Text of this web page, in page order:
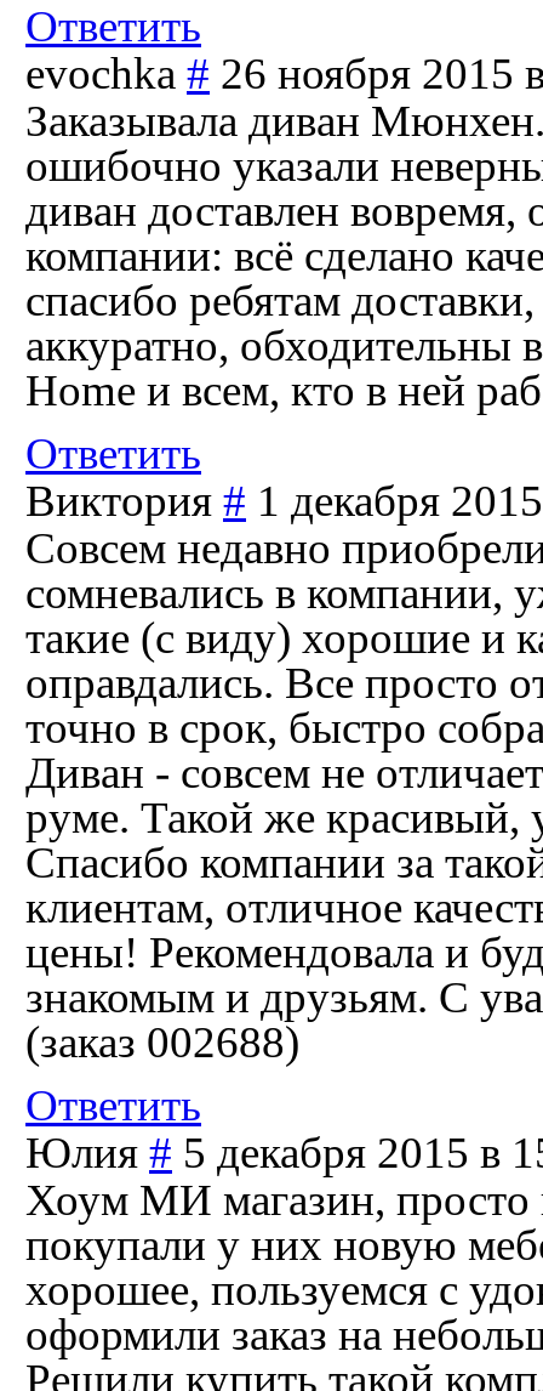
Ответить
evochka # 26 ноября 2015
Заказывала диван
ошибочно указали
диван доставлен
компании: всё сделано
спасибо ребятам
аккуратно,
Home и всем, кто в ней
Ответить
Виктория # 1 декабря
Совсем недавно
сомневались в компании,
такие (с виду) хорошие и
оправдались. Все просто
точно в срок, быстро
Диван - совсем не
руме. Такой же
Спасибо компании за
клиентам, отличное
цены! Рекомендовала и
знакомым и друзьям. С
(заказ 002688)
Ответить
Юлия # 5 декабря 2015 в
Хоум МИ магазин,
покупали у них новую
хорошее, пользуемся с
оформили заказ на
Решили купить такой